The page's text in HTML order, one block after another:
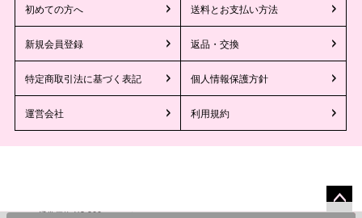
通常価格 ¥3,900のところ
初めての方へ 送料とお支払い方法
新規会員登録 返品・交換
特定商取引法に基づく表記 個人情報保護方針
運営会社 利用規約